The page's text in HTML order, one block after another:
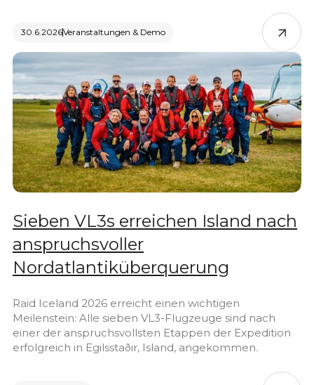
30.6.2026Veranstaltungen & Demo
Sieben VL3s erreichen Island nach
anspruchsvoller
Nordatlantiküberquerung
Raid Iceland 2026 erreicht einen wichtigen
Meilenstein: Alle sieben VL3-Flugzeuge sind nach
einer der anspruchsvollsten Etappen der Expedition
erfolgreich in Egilsstaðir, Island, angekommen.